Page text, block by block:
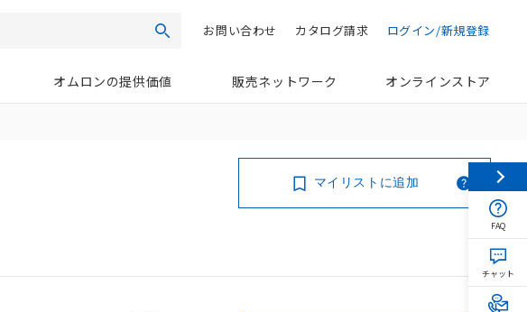
検索 ログイン/新規登録
カタログ請求
お問い合わせ
オムロンの提供価値 販売ネットワーク オンラインストア
マイリストに追加
FAQ
チャット